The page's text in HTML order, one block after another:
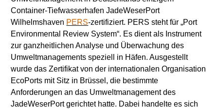
Container-Tiefwasserhafen JadeWeserPort
Wilhelmshaven PERS-zertifiziert. PERS steht für „Port
Environmental Review System“. Es dient als Instrument
zur ganzheitlichen Analyse und Überwachung des
Umweltmanagements speziell in Häfen. Ausgestellt
wurde das Zertifikat von der internationalen Organisation
EcoPorts mit Sitz in Brüssel, die bestimmte
Anforderungen an das Umweltmanagement des
JadeWeserPort gerichtet hatte. Dabei handelte es sich